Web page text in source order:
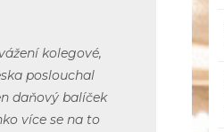
kolegové,
poslouchal
daňový balíček
více se na to